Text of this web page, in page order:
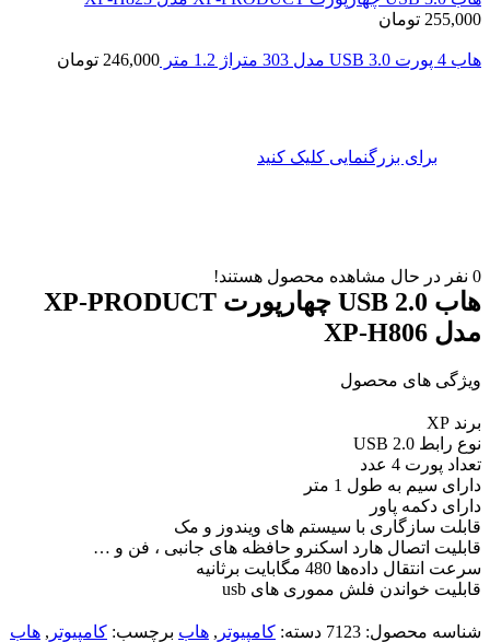
255,000 تومان
هاب 4 پورت USB 3.0 مدل 303 متراژ 1.2 متر 246,000 تومان
برای بزرگنمایی کلیک کنید
0 نفر در حال مشاهده محصول هستند!
هاب USB 2.0 چهارپورت XP-PRODUCT
مدل XP-H806
ویژگی های محصول
برند XP
نوع رابط USB 2.0
تعداد پورت 4 عدد
دارای سیم به طول 1 متر
دارای دکمه پاور
قابلت سازگاری با سیستم های ویندوز و مک
قابلیت اتصال هارد اسکنرو حافظه های جانبی ، فن و …
سرعت انتقال داده‌ها 480 مگابایت برثانیه
قابلیت خواندن فلش مموری های usb
شناسه محصول: 7123 دسته: کامپیوتر , هاب برچسب: کامپیوتر , هاب